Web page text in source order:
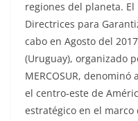
regiones del planeta. El
Directrices para
cabo en Agosto del
(Uruguay), organizado
MERCOSUR,
el centro-este de
estratégico en el